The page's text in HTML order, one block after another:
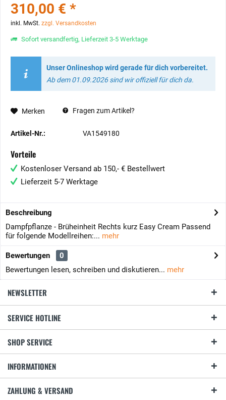
310,00 € *
inkl. MwSt. zzgl. Versandkosten
Sofort versandfertig, Lieferzeit 3-5 Werktage
Unser Onlineshop wird gerade für dich vorbereitet.
Ab dem 01.09.2026 sind wir offiziell für dich da.
Merken Fragen zum Artikel?
Artikel-Nr.: VA1549180
Vorteile
Kostenloser Versand ab 150,- € Bestellwert
Lieferzeit 5-7 Werktage
Beschreibung
Dampfpflanze - Brüheinheit Rechts kurz Easy Cream Passend
für folgende Modellreihen:... mehr
Bewertungen
0
Bewertungen lesen, schreiben und diskutieren... mehr
NEWSLETTER
SERVICE HOTLINE
SHOP SERVICE
INFORMATIONEN
ZAHLUNG & VERSAND